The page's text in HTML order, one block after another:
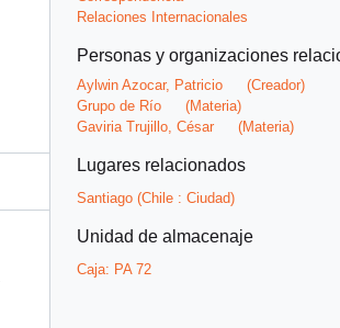
Relaciones Internacionales
Personas y organizaciones
Aylwin Azocar, Patricio
(Creador)
Grupo de Río
(Materia)
Gaviria Trujillo, César
(Materia)
Lugares relacionados
Santiago (Chile : Ciudad)
Unidad de almacenaje
Caja: PA 72